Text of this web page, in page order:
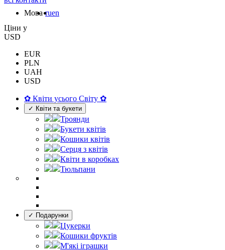
Мова ruen
Цiни у
USD
EUR
PLN
UAH
USD
✿ Квіти усього Світу ✿
✓ Квіти та букети
Троянди
Букети квітів
Кошики квітів
Серця з квітів
Квіти в коробках
Тюльпани
✓ Подарунки
Цукерки
Кошики фруктів
М'які іграшки